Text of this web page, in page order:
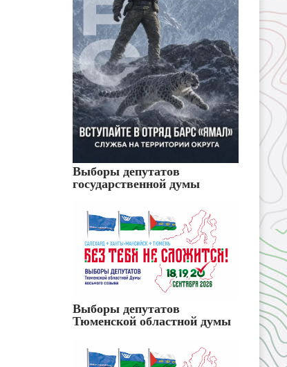
Выборы депутатов
государственной думы
Выборы депутатов
Тюменской областной думы